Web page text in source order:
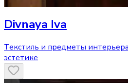
Divnaya Iva
Текстиль и предметы
эстетике